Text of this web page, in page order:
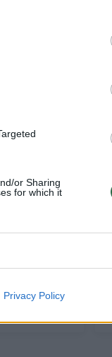
or Sharing
for which it
Privacy Policy
bauda